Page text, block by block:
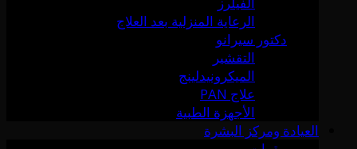
الرعاية المنزلية بعد العلاج
دكتور سيرانو
التقشير
الميكرونيدلينج
علاج PAN
الأجهزة الطبية
العيادة ومركز البشرة